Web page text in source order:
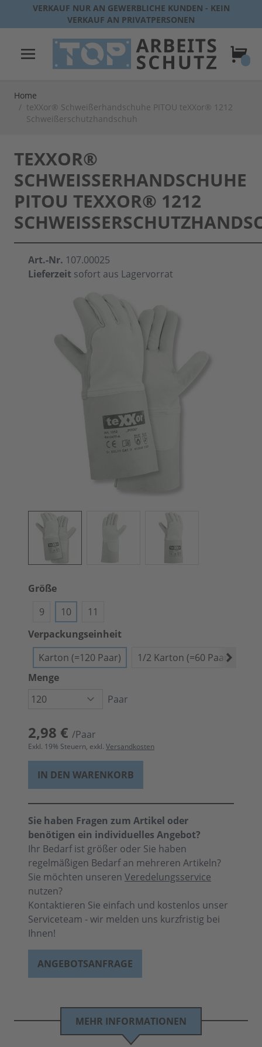
Direkt zum Inhalt
VERKAUF NUR AN GEWERBLICHE KUNDEN - KEIN
VERKAUF AN PRIVATPERSONEN
Home
/ teXXor® Schweißerhandschuhe PITOU teXXor® 1212
Schweißerschutzhandschuh
TEXXOR®
SCHWEISSERHANDSCHUHE P
ITOU TEXXOR® 1212 S
Art.-Nr. 107.00025
Lieferzeit sofort aus Lagervorrat
Größe
9
10
11
Verpackungseinheit
Karton (=120 Paar)
1/2 Karton (=60 Paar)
Menge
Paar
2,98 € /Paar
Exkl. 19% Steuern, exkl. Versandkosten
IN DEN WARENKORB
Sie haben Fragen zum Artikel oder
benötigen ein individuelles Angebot?
Ihr Bedarf ist größer oder Sie haben
regelmäßigen Bedarf an mehreren Artikeln?
Sie möchten unseren Veredelungsservice
nutzen?
Kontaktieren Sie einfach und kostenlos unser
Serviceteam - wir melden uns kurzfristig bei
Ihnen!
ANGEBOTSANFRAGE
MEHR INFORMATIONEN